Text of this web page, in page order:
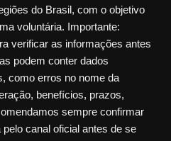
do Brasil, com o objetivo
voluntária. Importante:
verificar as informações antes
podem conter dados
como erros no nome da
benefícios, prazos,
sempre confirmar
canal oficial antes de se